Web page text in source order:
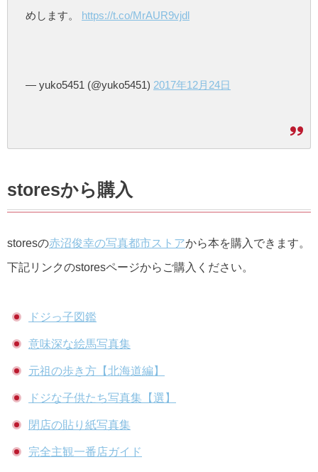
めします。 https://t.co/MrAUR9vjdl
— yuko5451 (@yuko5451) 2017年12月24日
storesから購入
storesの赤沼俊幸の写真都市ストアから本を購入できます。
下記リンクのstoresページからご購入ください。
ドジっ子図鑑
意味深な絵馬写真集
元祖の歩き方【北海道編】
ドジな子供たち写真集【選】
閉店の貼り紙写真集
完全主観一番店ガイド